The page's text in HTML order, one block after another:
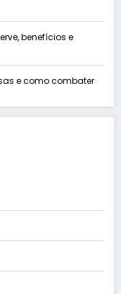
benefícios e
e como combater